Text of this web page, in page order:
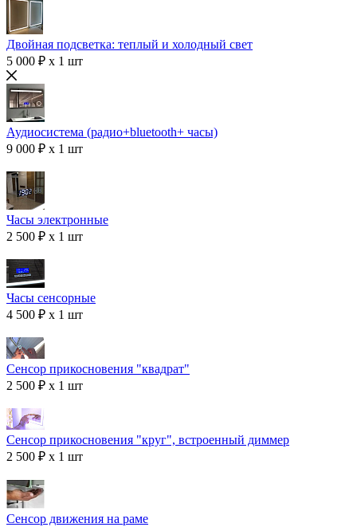
Двойная подсветка: теплый и холодный свет
5 000 ₽ x 1 шт
Аудиосистема (радио+bluetooth+ часы)
9 000 ₽ x 1 шт
Часы электронные
2 500 ₽ x 1 шт
Часы сенсорные
4 500 ₽ x 1 шт
Сенсор прикосновения "квадрат"
2 500 ₽ x 1 шт
Сенсор прикосновения "круг", встроенный диммер
2 500 ₽ x 1 шт
Сенсор движения на раме